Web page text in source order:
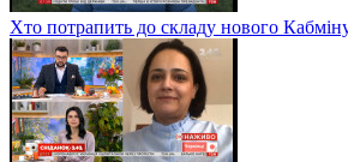
Хто потрапить до складу нового